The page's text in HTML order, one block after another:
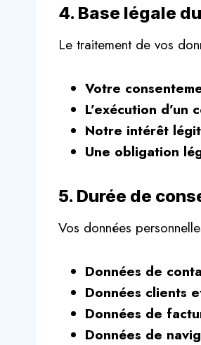
4. Base légale
Le traitement de vos
Votre
L’exécution d’un
Notre intérêt
Une obligation
5. Durée de
Vos données
Données de
Données clients
Données de
Données de